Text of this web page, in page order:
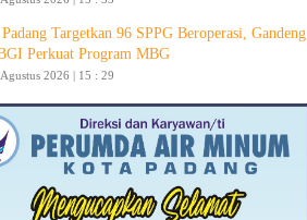
Targetkan 96 SPPG Beroperasi, Gandeng
Perkuat Program MBG
2026 | 15 : 29